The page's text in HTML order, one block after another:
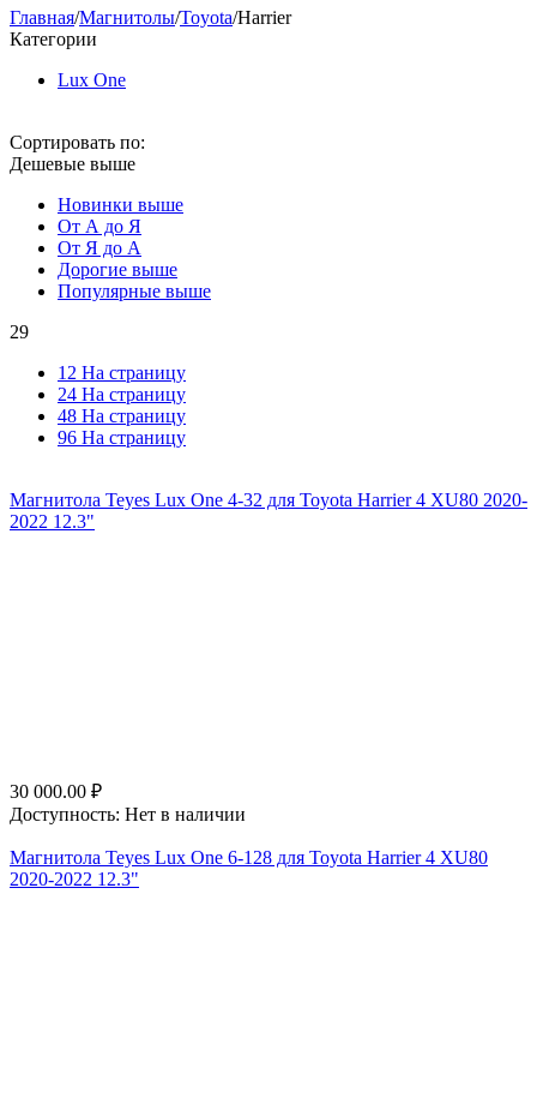
Главная/Магнитолы/Toyota/Harrier
Категории
Lux One
Сортировать по:
Дешевые выше
Новинки выше
От А до Я
От Я до А
Дорогие выше
Популярные выше
29
12 На страницу
24 На страницу
48 На страницу
96 На страницу
Магнитола Teyes Lux One 4-32 для Toyota Harrier 4 XU80 2020-
2022 12.3"
30 000.00 ₽
Доступность: Нет в наличии
Магнитола Teyes Lux One 6-128 для Toyota Harrier 4 XU80
2020-2022 12.3"